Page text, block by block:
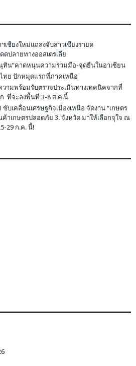
เชียงใหม่แถลงจับสาวเชียงรายด
ปลายทางออสเตรเลีย
ทิน”คาดหนุนความร่วมมือ-จุดยืนในอาเซียน
ไทย ปักหมุดแรกที่ภาคเหนือ
ามพร้อมรับตรวจประเมินทางเทคนิคจากที่
ที่จะลงพื้นที่ 3-8 ส.ค.นี้
บเคลื่อนเศรษฐกิจเมืองเหนือ จัดงาน “เกษตร
ค้าเกษตรปลอดภัย 3. จังหวัด มาให้เลือกจุใจ ณ
29 ก.ค. นี้!